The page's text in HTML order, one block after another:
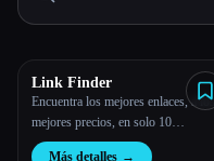
Blog
Comparar herramientas
Link Finder
Encuentra los mejores enlaces, a los
mejores precios, en solo 10
segundos
Más detalles →